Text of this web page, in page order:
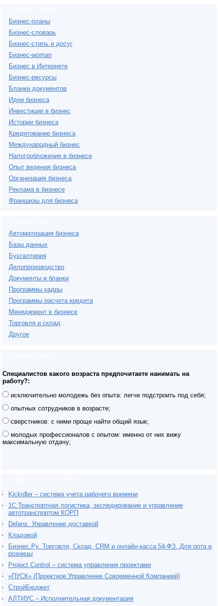
Бизнес-планы
Бизнес-словарь
Бизнес-стиль и досуг
Бизнес-woman
Бизнес в Интернете
Бизнес-ресурсы
Бланки документов
Идеи бизнеса
Инвестиции в бизнес
Истории бизнеса
Кредитование бизнеса
Международный бизнес
Налогообложение в бизнесе
Опыт ведения бизнеса
Организация бизнеса
Реклама в бизнесе
Франшизы для бизнеса
Автоматизация бизнеса
Базы данных
Бухгалтерия
Делопроизводство
Документы и бланки
Программы кадры
Программы расчета кредита
Менеджмент в бизнесе
Торговля и склад
Другое
Специалистов какого возраста предпочитаете нанимать на
работу?:
исключительно молодежь без опыта: легче подстроить под себя;
опытных сотрудников в возрасте;
сверстников: с ними проще найти общий язык;
молодых профессионалов с опытом: именно от них вижу
максимальную отдачу;
Kickidler – система учета рабочего времени
1С:Транспортная логистика, экспедирование и управление
автотранспортом КОРП
Delans. Управление доставкой
Кладовой
Бизнес.Ру. Торговля, Склад, CRM и онлайн-касса 54-ФЗ. Для опта и
розницы
Project Сontrol – система управления проектами
«ПУСК» (Проектное Управление Современной Компанией)
СтройБюджет
АЛТИУС – Исполнительная документация